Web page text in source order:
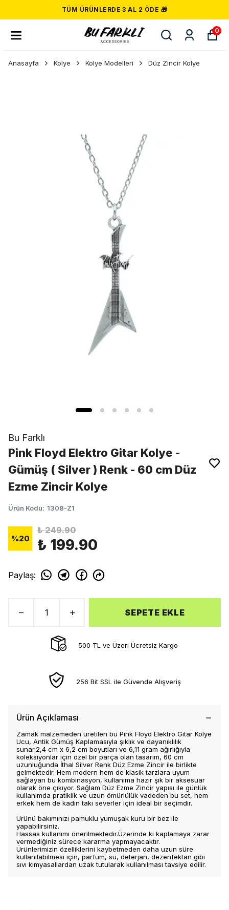
TÜM ÜRÜNLERDE 3 AL 2 ÖDE 🎁
0
Anasayfa Kolye Kolye Modelleri Düz Zincir Kolye
Bu Farklı
Pink Floyd Elektro Gitar Kolye -
Gümüş ( Silver ) Renk - 60 cm Düz
Ezme Zincir Kolye
Ürün Kodu: 1308-Z1
%20
₺ 249.90
₺ 199.90
Paylaş:
SEPETE EKLE
500 TL ve Üzeri Ücretsiz Kargo
256 Bit SSL ile Güvende Alışveriş
Ürün Açıklaması
Zamak malzemeden üretilen bu Pink Floyd Elektro Gitar Kolye
Ucu, Antik Gümüş Kaplamasıyla şıklık ve dayanıklılık
sunar.2,4 cm x 6,2 cm boyutları ve 6,11 gram ağırlığıyla
koleksiyonlar için özel bir parça olan tasarım, 60 cm
uzunluğunda İthal Silver Renk Düz Ezme Zincir ile birlikte
gelmektedir. Hem modern hem de klasik tarzlara uyum
sağlayan bu kombinasyon, kullanıma hazır şık bir aksesuar
olarak öne çıkıyor. Sağlam Düz Ezme Zincir yapısı ile günlük
kullanımda pratiklik ve uzun ömürlülük vadeden bu set, hem
erkek hem de kadın takı severler için ideal bir seçimdir.
Ürünü bakımınızı pamuklu yumuşak kuru bir bez ile
yapabilirsiniz.
Hassas kullanımı önerilmektedir.Üzerinde ki kaplamaya zarar
vermediğiniz sürece kararma yapmayacaktır.
Ürünlerimizin özelliklerini kaybetmeden daha uzun süre
kullanılabilmesi için, parfüm, su, deterjan, dezenfektan gibi
sıvı kimyasallardan uzak tutularak kullanılması tavsiye edilir.